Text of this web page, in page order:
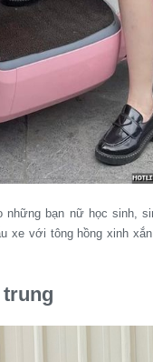
những bạn nữ học sinh,
xe với tông hồng xinh
trung